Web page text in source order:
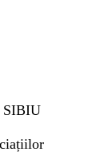
SIBIU